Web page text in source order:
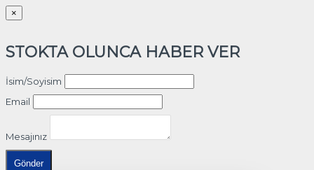
×
STOKTA OLUNCA HABER VER
İsim/Soyisim
Email
Mesajınız
Gönder